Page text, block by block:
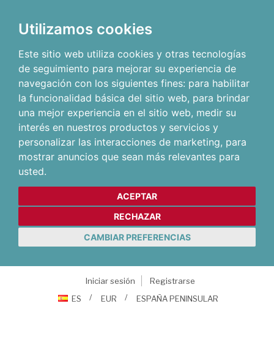
Utilizamos cookies
Este sitio web utiliza cookies y otras tecnologías
de seguimiento para mejorar su experiencia de
navegación con los siguientes fines: para habilitar
la funcionalidad básica del sitio web, para brindar
una mejor experiencia en el sitio web, medir su
interés en nuestros productos y servicios y
personalizar las interacciones de marketing, para
mostrar anuncios que sean más relevantes para
usted.
ACEPTAR
RECHAZAR
CAMBIAR PREFERENCIAS
Iniciar sesión
Registrarse
ES
EUR ESPAÑA PENINSULAR